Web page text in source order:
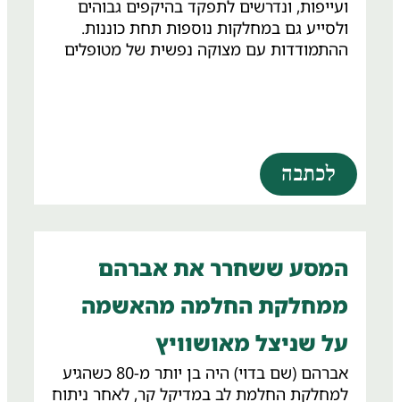
ועייפות, ונדרשים לתפקד בהיקפים גבוהים
ולסייע גם במחלקות נוספות תחת כוננות.
ההתמודדות עם מצוקה נפשית של מטופלים
לכתבה
המסע ששחרר את אברהם
ממחלקת החלמה מהאשמה
על שניצל מאושוויץ
אברהם (שם בדוי) היה בן יותר מ-80 כשהגיע
למחלקת החלמת לב במדיקל קר, לאחר ניתוח